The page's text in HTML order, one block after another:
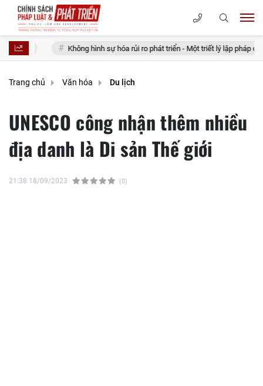
Không hình sự hóa rủi ro phát triển - Một triết lý lập pháp cho nhà nước
Trang chủ Văn hóa Du lịch
UNESCO công nhận thêm nhiều
địa danh là Di sản Thế giới
21:38 18/09/2023 (0)